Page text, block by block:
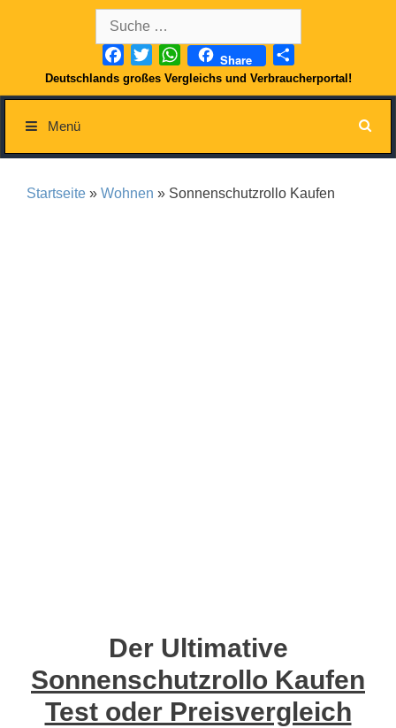
nach:
Facebook
TwitterWhatsApp
Share
Deutschlands großes Vergleichs und Verbraucherportal!
Menü
Startseite » Wohnen » Sonnenschutzrollo Kaufen
Der Ultimative
Sonnenschutzrollo Kaufen
Test oder Preisvergleich